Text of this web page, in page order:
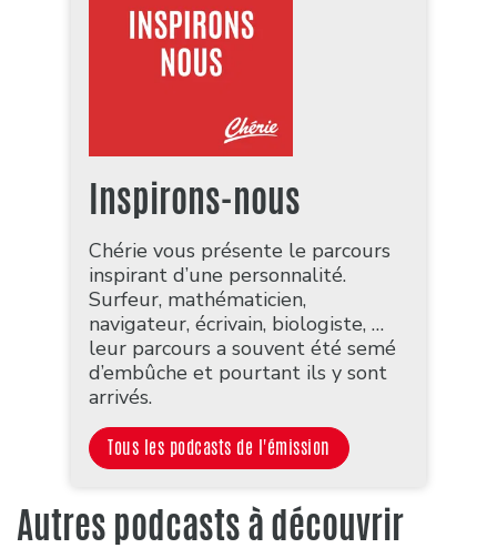
Inspirons-nous
Chérie vous présente le parcours
inspirant d’une personnalité.
Surfeur, mathématicien,
navigateur, écrivain, biologiste, …
leur parcours a souvent été semé
d’embûche et pourtant ils y sont
arrivés.
Tous les podcasts de l'émission
Autres podcasts à découvrir